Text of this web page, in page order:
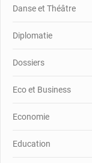
Danse et Théâtre
Diplomatie
Dossiers
Eco et Business
Economie
Education